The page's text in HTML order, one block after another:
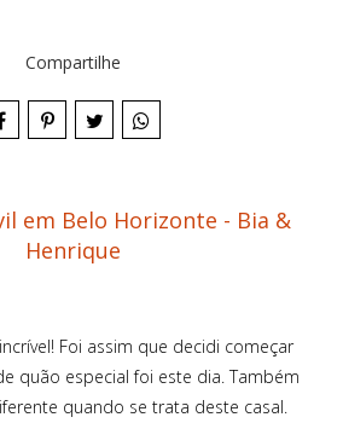
Compartilhe
em Belo Horizonte - Bia &
Henrique
Foi assim que decidi começar
quão especial foi este dia. Também
quando se trata deste casal.